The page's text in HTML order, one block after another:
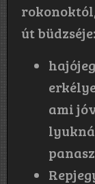
út büdzséje:
ami